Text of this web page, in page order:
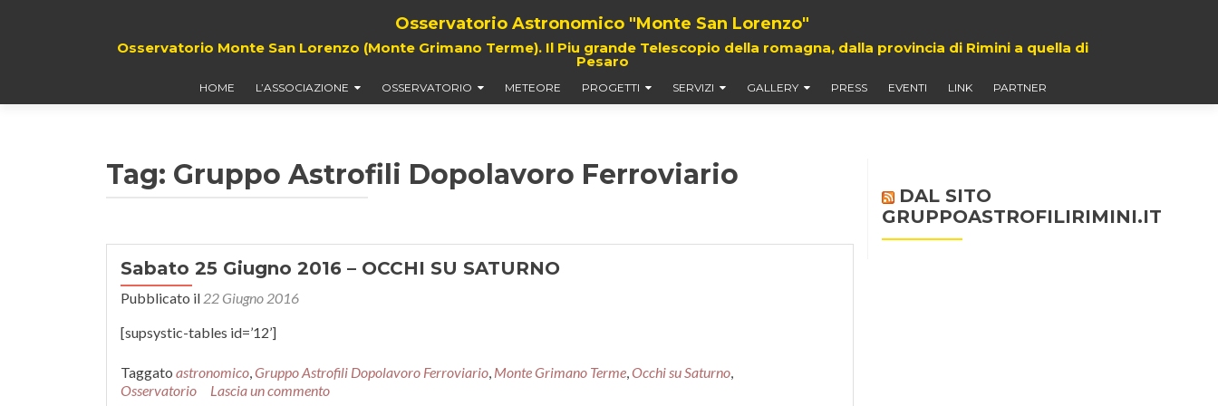
Osservatorio Astronomico "Monte San Lorenzo"
Osservatorio Monte San Lorenzo (Monte Grimano Terme). Il Piu grande Telescopio della romagna, dalla provincia di Rimini a quella di
Pesaro
HOME L’ASSOCIAZIONE OSSERVATORIO METEORE PROGETTI SERVIZI GALLERY PRESS EVENTI LINK PARTNER
Tag: Gruppo Astrofili Dopolavoro Ferroviario
Sabato 25 Giugno 2016 – OCCHI SU SATURNO
Pubblicato il 22 Giugno 2016
[supsystic-tables id=’12’]
Taggato astronomico,Gruppo Astrofili Dopolavoro Ferroviario, Monte Grimano Terme,Occhi su Saturno,
Osservatorio
Lascia un commento
DAL SITO
GRUPPOASTROFILIRIMINI.IT